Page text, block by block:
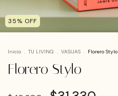
35% OFF
Inicio . TU LIVING . VASIJAS . Florero Stylo
Florero Stylo